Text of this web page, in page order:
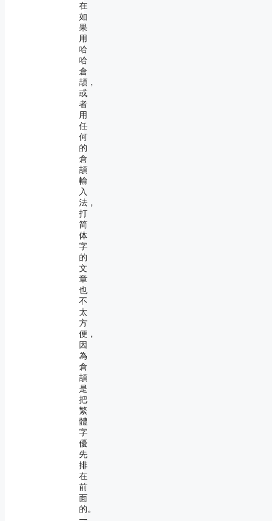
在
如
果
用
哈
哈
倉
頡，
或
者
用
任
何
的
倉
頡
輸
入
法，
打
简
体
字
的
文
章
也
不
太
方
便，
因
為
倉
頡
是
把
繁
體
字
優
先
排
在
前
面
的。